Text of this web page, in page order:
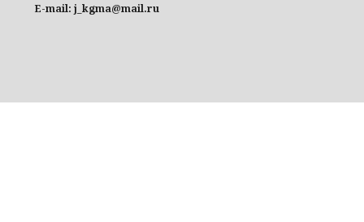
E-mail: j_kgma@mail.ru